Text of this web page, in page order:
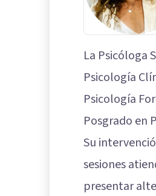
La Psicóloga
Psicología
Psicología
Posgrado en
Su
sesiones
presentar